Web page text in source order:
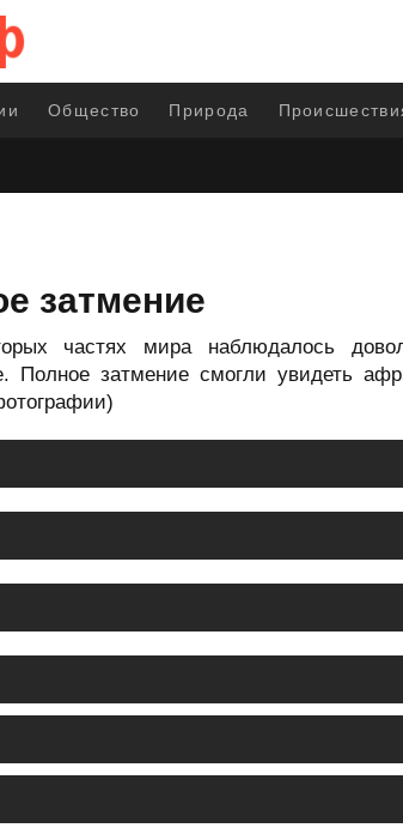
Общество Природа
затмение
частях мира наблюдалось
Полное затмение смогли увидеть